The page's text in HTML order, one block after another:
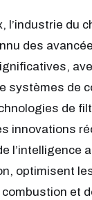
l’industrie du
des
systèmes de
de
innovations
l’intelligence
optimisent
et